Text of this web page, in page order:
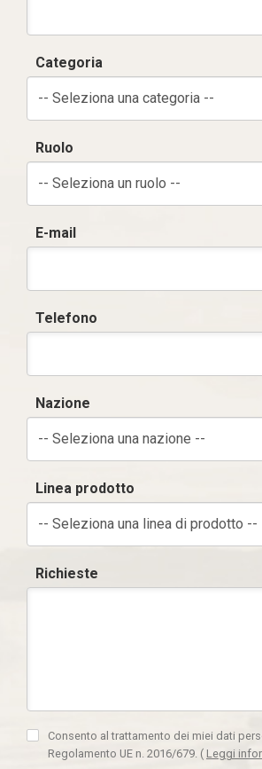
Categoria
-- Seleziona una categoria --
Ruolo
-- Seleziona un ruolo --
E-mail
Telefono
Nazione
-- Seleziona una nazione --
Linea prodotto
-- Seleziona una linea di prodotto --
Richieste
Consento al trattamento dei miei dati
Regolamento UE n. 2016/679. ( Leggi